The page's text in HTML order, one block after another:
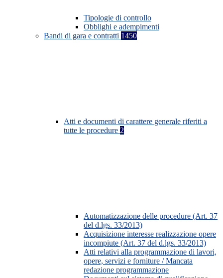
Tipologie di controllo
Obblighi e adempimenti
Bandi di gara e contratti 1450
Atti e documenti di carattere generale riferiti a
tutte le procedure 2
Automatizzazione delle procedure (Art. 37
del d.lgs. 33/2013)
Acquisizione interesse realizzazione opere
incompiute (Art. 37 del d.lgs. 33/2013)
Atti relativi alla programmazione di lavori,
opere, servizi e forniture / Mancata
redazione programmazione